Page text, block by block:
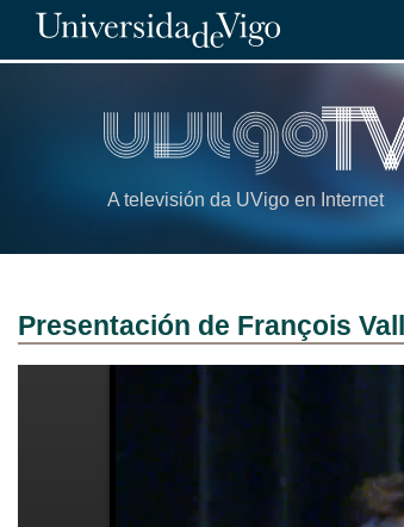
A televisión da UVigo en Internet
Presentación de François